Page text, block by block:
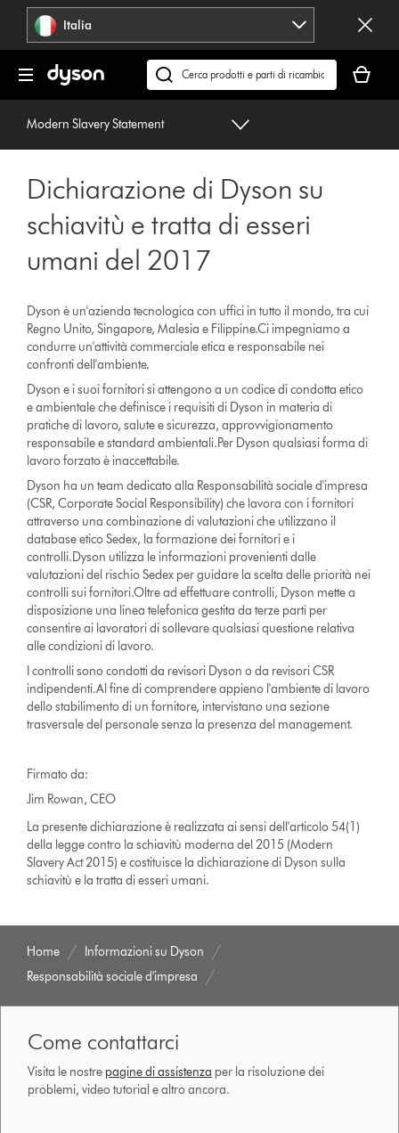
navigazione Italia
Cerca
su
dyson.it
carrello
è
Modern Slavery Statement
Dichiarazione di Dyson su
schiavitù e tratta di esseri
umani del 2017
Dyson è un'azienda tecnologica con uffici in tutto il mondo, tra cui
Regno Unito, Singapore, Malesia e Filippine.Ci impegniamo a
condurre un'attività commerciale etica e responsabile nei
confronti dell'ambiente.
Dyson e i suoi fornitori si attengono a un codice di condotta etico
e ambientale che definisce i requisiti di Dyson in materia di
pratiche di lavoro, salute e sicurezza, approvvigionamento
responsabile e standard ambientali.Per Dyson qualsiasi forma di
lavoro forzato è inaccettabile.
Dyson ha un team dedicato alla Responsabilità sociale d'impresa
(CSR, Corporate Social Responsibility) che lavora con i fornitori
attraverso una combinazione di valutazioni che utilizzano il
database etico Sedex, la formazione dei fornitori e i
controlli.Dyson utilizza le informazioni provenienti dalle
valutazioni del rischio Sedex per guidare la scelta delle priorità nei
controlli sui fornitori.Oltre ad effettuare controlli, Dyson mette a
disposizione una linea telefonica gestita da terze parti per
consentire ai lavoratori di sollevare qualsiasi questione relativa
alle condizioni di lavoro.
I controlli sono condotti da revisori Dyson o da revisori CSR
indipendenti.Al fine di comprendere appieno l'ambiente di lavoro
dello stabilimento di un fornitore, intervistano una sezione
trasversale del personale senza la presenza del management.
Firmato da:
Jim Rowan, CEO
La presente dichiarazione è realizzata ai sensi dell'articolo 54(1)
della legge contro la schiavitù moderna del 2015 (Modern
Slavery Act 2015) e costituisce la dichiarazione di Dyson sulla
schiavitù e la tratta di esseri umani.
Home
Informazioni su Dyson
Responsabilità sociale d'impresa
Come contattarci
Visita le nostre pagine di assistenza per la risoluzione dei
problemi, video tutorial e altro ancora.